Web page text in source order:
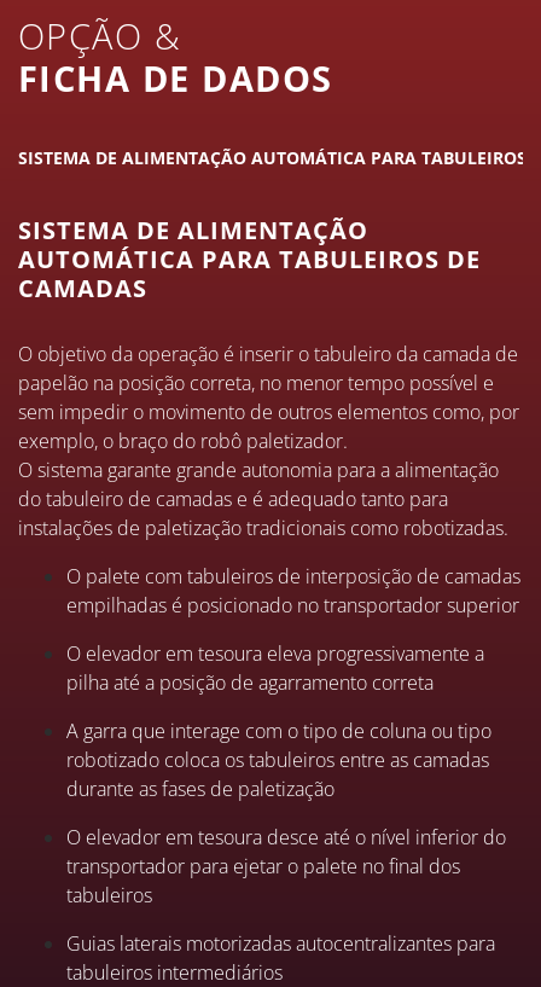
OPÇÃO &
FICHA DE DADOS
SISTEMA DE ALIMENTAÇÃO AUTOMÁTICA PARA TABULEIROS
SISTEMA DE ALIMENTAÇÃO
AUTOMÁTICA PARA TABULEIROS DE
CAMADAS
O objetivo da operação é inserir o tabuleiro da camada de
papelão na posição correta, no menor tempo possível e
sem impedir o movimento de outros elementos como, por
exemplo, o braço do robô paletizador.
O sistema garante grande autonomia para a alimentação
do tabuleiro de camadas e é adequado tanto para
instalações de paletização tradicionais como robotizadas.
O palete com tabuleiros de interposição de camadas
empilhadas é posicionado no transportador superior
O elevador em tesoura eleva progressivamente a
pilha até a posição de agarramento correta
A garra que interage com o tipo de coluna ou tipo
robotizado coloca os tabuleiros entre as camadas
durante as fases de paletização
O elevador em tesoura desce até o nível inferior do
transportador para ejetar o palete no final dos
tabuleiros
Guias laterais motorizadas autocentralizantes para
tabuleiros intermediários